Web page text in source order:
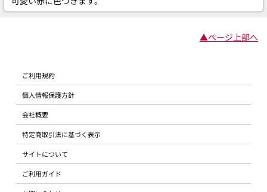
▲ページ上部へ
ご利用規約
個人情報保護方針
会社概要
特定商取引法に基づく表示
サイトについて
ご利用ガイド